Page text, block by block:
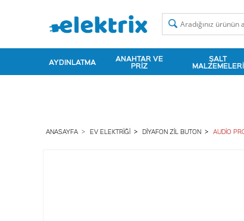
AYDINLATMA ANAHTAR VE
PRIZ
ŞALT
MALZEMELERI
ANASAYFA EV ELEKTRIĞI DIYAFON ZIL BUTON AUDİO